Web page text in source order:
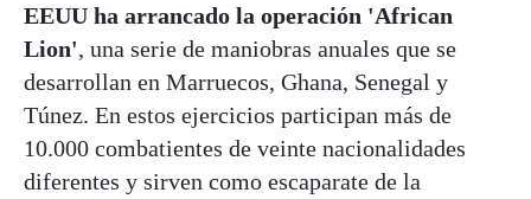
EEUU ha arrancado la operación 'African
Lion', una serie de maniobras anuales que se
desarrollan en Marruecos, Ghana, Senegal y
Túnez. En estos ejercicios participan más de
10.000 combatientes de veinte nacionalidades
diferentes y sirven como escaparate de la